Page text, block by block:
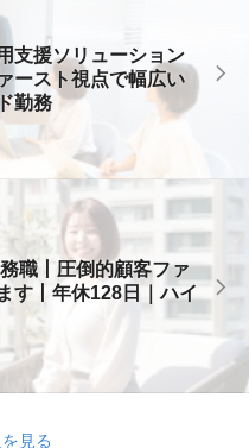
支援ソリューション
ースト視点で幅広い
勤務
職丨圧倒的顧客ファ
す丨年休128日｜ハイ
見る